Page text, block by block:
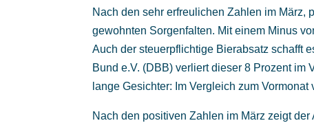
Nach den sehr erfreulichen Zahlen im März,
gewohnten Sorgenfalten. Mit einem Minus
Auch der steuerpflichtige Bierabsatz schafft
Bund e.V. (DBB) verliert dieser 8 Prozent im
lange Gesichter: Im Vergleich zum Vormonat
Nach den positiven Zahlen im März zeigt